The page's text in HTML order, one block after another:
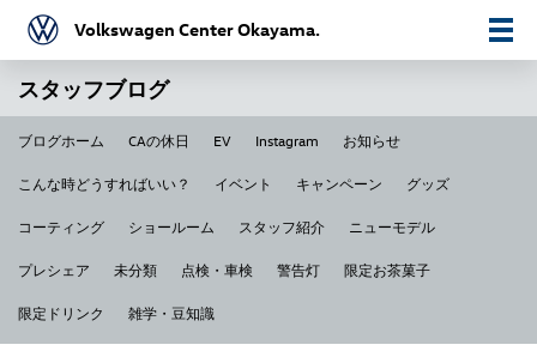
Volkswagen Center Okayama.
スタッフブログ
ブログホーム CAの休日 EV Instagram お知らせ
こんな時どうすればいい？ イベント キャンペーン グッズ
コーティング ショールーム スタッフ紹介 ニューモデル
プレシェア 未分類 点検・車検 警告灯 限定お茶菓子
限定ドリンク 雑学・豆知識